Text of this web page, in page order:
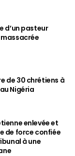
d’un pasteur
de 30 chrétiens à
Nigéria
enlevée et
de force confiée
à une